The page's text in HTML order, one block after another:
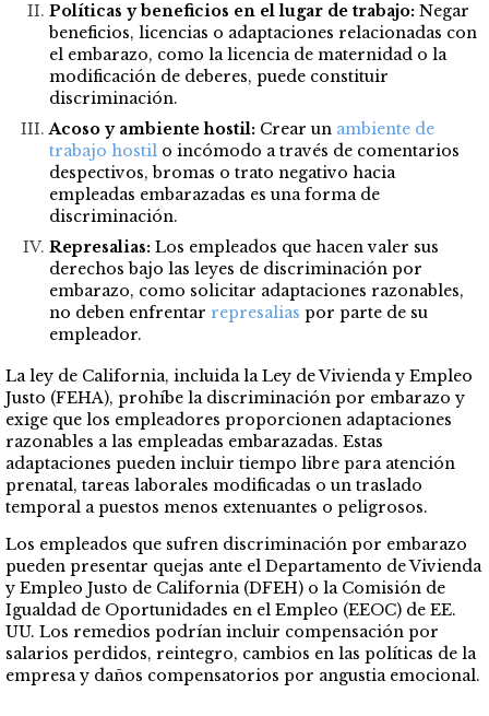
Políticas y beneficios en el lugar de trabajo: Negar
beneficios, licencias o adaptaciones relacionadas con
el embarazo, como la licencia de maternidad o la
modificación de deberes, puede constituir
discriminación.
Acoso y ambiente hostil: Crear un ambiente de
trabajo hostil o incómodo a través de comentarios
despectivos, bromas o trato negativo hacia
empleadas embarazadas es una forma de
discriminación.
Represalias: Los empleados que hacen valer sus
derechos bajo las leyes de discriminación por
embarazo, como solicitar adaptaciones razonables,
no deben enfrentar represalias por parte de su
empleador.
La ley de California, incluida la Ley de Vivienda y Empleo
Justo (FEHA), prohíbe la discriminación por embarazo y
exige que los empleadores proporcionen adaptaciones
razonables a las empleadas embarazadas. Estas
adaptaciones pueden incluir tiempo libre para atención
prenatal, tareas laborales modificadas o un traslado
temporal a puestos menos extenuantes o peligrosos.
Los empleados que sufren discriminación por embarazo
pueden presentar quejas ante el Departamento de Vivienda
y Empleo Justo de California (DFEH) o la Comisión de
Igualdad de Oportunidades en el Empleo (EEOC) de EE.
UU. Los remedios podrían incluir compensación por
salarios perdidos, reintegro, cambios en las políticas de la
empresa y daños compensatorios por angustia emocional.